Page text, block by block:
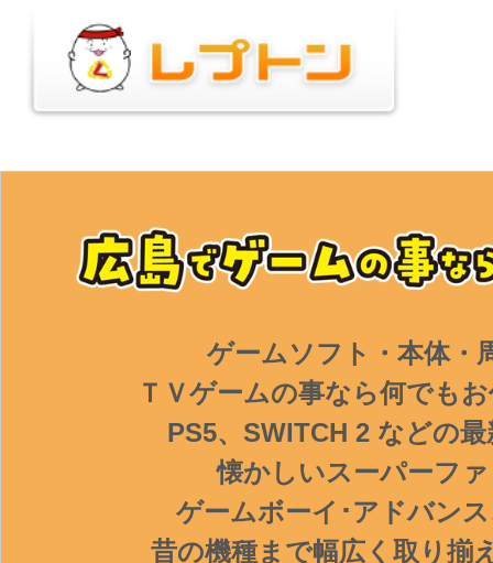
ゲームソフト・本体・
ＴＶゲームの事なら何でも
PS5、SWITCH 2 などの
懐かしいスーパーフ
ゲームボーイ･アドバン
昔の機種まで幅広く取り揃